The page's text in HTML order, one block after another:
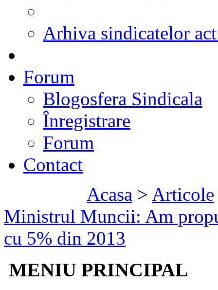
Arhiva sindicatelor
Forum
Blogosfera Sindicala
Înregistrare
Forum
Contact
Acasa > Articole
Ministrul Muncii: Am
cu 5% din 2013
MENIU PRINCIPAL